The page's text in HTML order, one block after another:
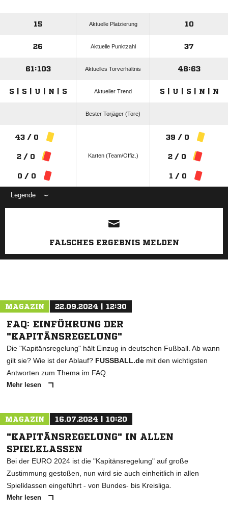
15 Aktuelle Platzierung 10
26 Aktuelle Punktzahl 37
61:103 Aktuelles Torverhältnis 48:63
S | S | U | N | S Aktueller Trend S | U | S | N | N
Bester Torjäger (Tore)
43 / 0
2 / 0
0 / 0
Karten (Team/Offiz.)
39 / 0
2 / 0
1 / 0
Legende
ANZEIGE
FALSCHES ERGEBNIS MELDEN
MAGAZIN 22.09.2024 | 12:30
FAQ: EINFÜHRUNG DER
"KAPITÄNSREGELUNG"
Die "Kapitänsregelung" hält Einzug in deutschen Fußball. Ab wann
gilt sie? Wie ist der Ablauf? FUSSBALL.de mit den wichtigsten
Antworten zum Thema im FAQ.
Mehr lesen
MAGAZIN 16.07.2024 | 10:20
"KAPITÄNSREGELUNG" IN ALLEN
SPIELKLASSEN
Bei der EURO 2024 ist die "Kapitänsregelung" auf große
Zustimmung gestoßen, nun wird sie auch einheitlich in allen
Spielklassen eingeführt - von Bundes- bis Kreisliga.
Mehr lesen